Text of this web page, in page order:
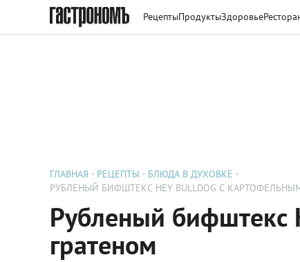
РецептыПродуктыЗдоровье
ГЛАВНАЯ РЕЦЕПТЫ
БЛЮДА В ДУХОВКЕ
РУБЛЕНЫЙ БИФШТЕКС HEY BULLDOG С
Рубленый бифштекс
гратеном